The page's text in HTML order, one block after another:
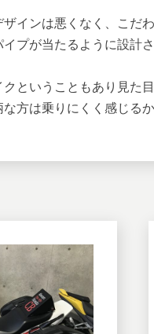
インは悪くなく、こだわ
プが当たるように設計
ということもあり見た
方は乗りにくく感じるか